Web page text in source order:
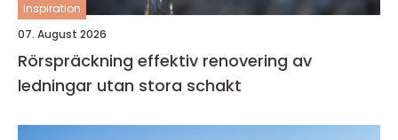
inspiration
07. August 2026
Rörspräckning effektiv renovering av
ledningar utan stora schakt